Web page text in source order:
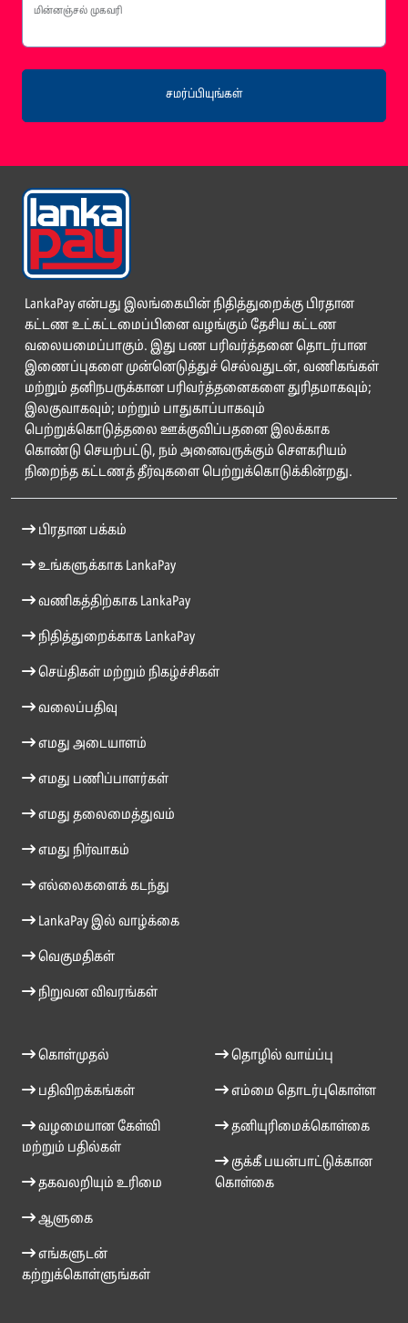
மின்னஞ்சல் முகவரி
சமர்ப்பியுங்கள்
LankaPay என்பது இலங்கையின் நிதித்துறைக்கு பிரதான
கட்டண உட்கட்டமைப்பினை வழங்கும் தேசிய கட்டண
வலையமைப்பாகும். இது பண பரிவர்த்தனை தொடர்பான
இணைப்புகளை முன்னெடுத்துச் செல்வதுடன், வணிகங்கள்
மற்றும் தனிநபருக்கான பரிவர்த்தனைகளை துரிதமாகவும்;
இலகுவாகவும்; மற்றும் பாதுகாப்பாகவும்
பெற்றுக்கொடுத்தலை ஊக்குவிப்பதனை இலக்காக
கொண்டு செயற்பட்டு, நம் அனைவருக்கும் சௌகரியம்
நிறைந்த கட்டணத் தீர்வுகளை பெற்றுக்கொடுக்கின்றது.
பிரதான பக்கம்
உங்களுக்காக LankaPay
வணிகத்திற்காக LankaPay
நிதித்துறைக்காக LankaPay
செய்திகள் மற்றும் நிகழ்ச்சிகள்
வலைப்பதிவு
எமது அடையாளம்
எமது பணிப்பாளர்கள்
எமது தலைமைத்துவம்
எமது நிர்வாகம்
எல்லைகளைக் கடந்து
LankaPay இல் வாழ்க்கை
வெகுமதிகள்
நிறுவன விவரங்கள்
கொள்முதல்
பதிவிறக்கங்கள்
வழமையான கேள்வி
மற்றும் பதில்கள்
தகவலறியும் உரிமை
ஆளுகை
எங்களுடன்
கற்றுக்கொள்ளுங்கள்
தொழில் வாய்ப்பு
எம்மை தொடர்புகொள்ள
தனியுரிமைக்கொள்கை
குக்கீ பயன்பாட்டுக்கான
கொள்கை